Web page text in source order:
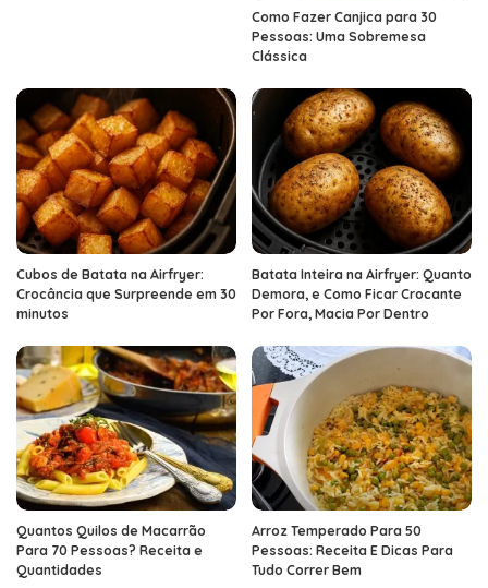
Como Fazer Canjica para 30
Pessoas: Uma Sobremesa
Clássica
Cubos de Batata na Airfryer:
Crocância que Surpreende em 30
minutos
Batata Inteira na Airfryer: Quanto
Demora, e Como Ficar Crocante
Por Fora, Macia Por Dentro
Quantos Quilos de Macarrão
Para 70 Pessoas? Receita e
Quantidades
Arroz Temperado Para 50
Pessoas: Receita E Dicas Para
Tudo Correr Bem